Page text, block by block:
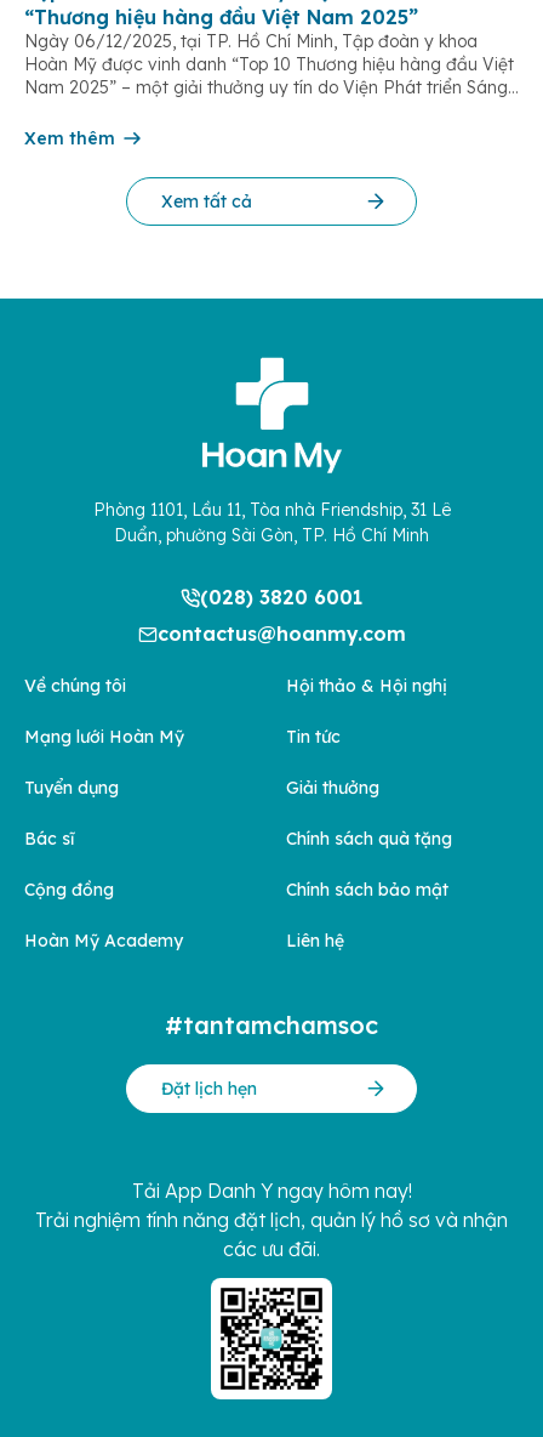
“Thương hiệu hàng đầu Việt Nam 2025”
Ngày 06/12/2025, tại TP. Hồ Chí Minh, Tập đoàn y khoa
Hoàn Mỹ được vinh danh “Top 10 Thương hiệu hàng đầu Việt
Nam 2025” – một giải thưởng uy tín do Viện Phát triển Sáng
cứu Phát triển Doanh nghiệp Châu Á […]
Xem thêm
Xem tất cả
Phòng 1101, Lầu 11, Tòa nhà Friendship, 31 Lê
Duẩn, phường Sài Gòn, TP. Hồ Chí Minh
(028) 3820 6001
contactus@hoanmy.com
Về chúng tôi
Mạng lưới Hoàn Mỹ
Tuyển dụng
Bác sĩ
Cộng đồng
Hoàn Mỹ Academy
Hội thảo & Hội nghị
Tin tức
Giải thưởng
Chính sách quà tặng
Chính sách bảo mật
Liên hệ
#tantamchamsoc
Đặt lịch hẹn
Tải App Danh Y ngay hôm nay!
Trải nghiệm tính năng đặt lịch, quản lý hồ sơ và nhận
các ưu đãi.